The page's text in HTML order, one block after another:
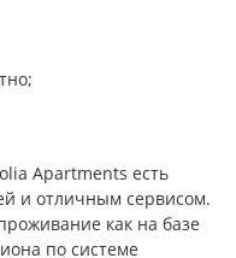
Apartments есть
и отличным сервисом.
как на базе
по системе